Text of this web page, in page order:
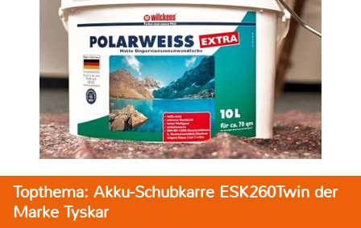
Topthema: Akku-Schubkarre ESK260Twin der
Marke Tyskar